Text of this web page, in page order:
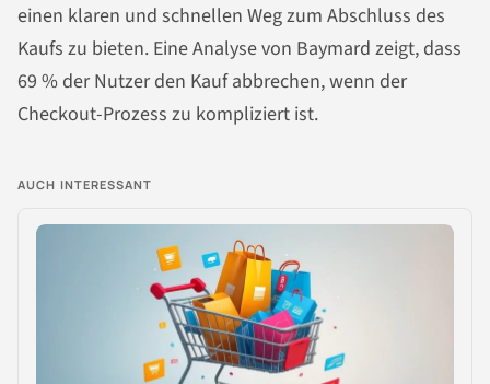
einen klaren und schnellen Weg zum Abschluss des
Kaufs zu bieten. Eine Analyse von Baymard zeigt, dass
69 % der Nutzer den Kauf abbrechen, wenn der
Checkout-Prozess zu kompliziert ist.
AUCH INTERESSANT